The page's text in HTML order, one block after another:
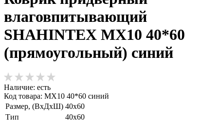
влаговпитывающий
SHAHINTEX МХ10 40*60
(прямоугольный) синий
Наличие: есть
Код товара: МХ10 40*60 синий
Размер, (ВхДхШ) 40х60
Тип
40х60